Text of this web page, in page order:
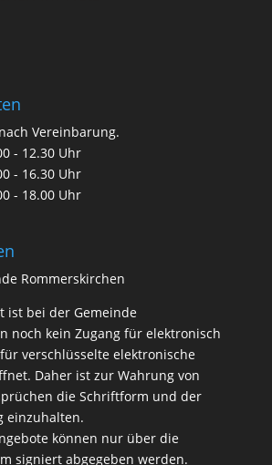
Vereinbarung.
- 12.30 Uhr
- 16.30 Uhr
- 18.00 Uhr
Rommerskirchen
ist bei der Gemeinde
noch kein Zugang für elektronisch
verschlüsselte elektronische
Daher ist zur Wahrung von
die Schriftform und der
einzuhalten.
können nur über die
signiert abgegeben werden.